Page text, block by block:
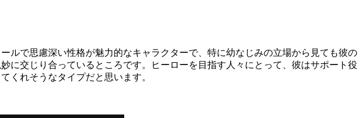
ルで思慮深い性格が魅力的なキャラクターで、特に幼なじみの立場から見ても彼の
に交じり合っているところです。ヒーローを目指す人々にとって、彼はサポート役
くれそうなタイプだと思います。